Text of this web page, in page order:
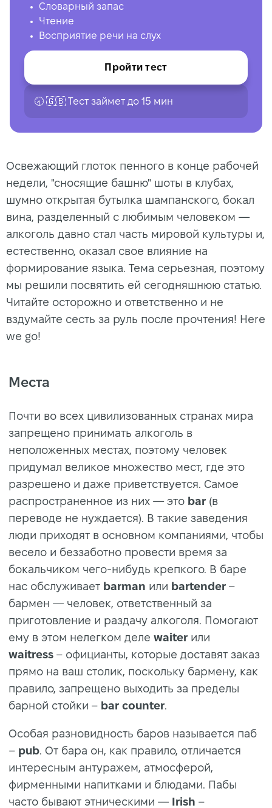
Словарный запас
Чтение
Восприятие речи на слух
Пройти тест
🕣 🇬🇧 Tест займет до 15 мин
Освежающий глоток пенного в конце рабочей
недели, "сносящие башню" шоты в клубах,
шумно открытая бутылка шампанского, бокал
вина, разделенный с любимым человеком —
алкоголь давно стал часть мировой культуры и,
естественно, оказал свое влияние на
формирование языка. Тема серьезная, поэтому
мы решили посвятить ей сегодняшнюю статью.
Читайте осторожно и ответственно и не
вздумайте сесть за руль после прочтения! Here
we go!
Места
Почти во всех цивилизованных странах мира
запрещено принимать алкоголь в
неположенных местах, поэтому человек
придумал великое множество мест, где это
разрешено и даже приветствуется. Самое
распространенное из них — это bar (в
переводе не нуждается). В такие заведения
люди приходят в основном компаниями, чтобы
весело и беззаботно провести время за
бокальчиком чего-нибудь крепкого. В баре
нас обслуживает barman или bartender –
бармен — человек, ответственный за
приготовление и раздачу алкоголя. Помогают
ему в этом нелегком деле waiter или
waitress – официанты, которые доставят заказ
прямо на ваш столик, поскольку бармену, как
правило, запрещено выходить за пределы
барной стойки – bar counter.
Особая разновидность баров называется паб
– pub. От бара он, как правило, отличается
интересным антуражем, атмосферой,
фирменными напитками и блюдами. Пабы
часто бывают этническими — Irish –